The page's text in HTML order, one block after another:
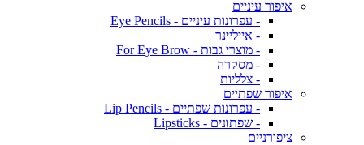
איפור עיניים
- עפרונות עיניים - Eye Pencils
- אייליינר
- מוצרי גבות - For Eye Brow
- מסקרה
- צלליות
איפור שפתיים
- עפרונות שפתיים - Lip Pencils
- שפתונים - Lipsticks
ציפורניים